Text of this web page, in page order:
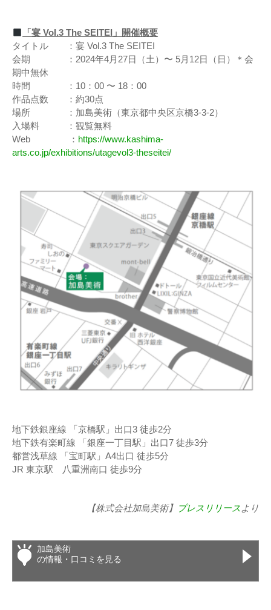
「宴 Vol.3 The SEITEI」開催概要
タイトル ：宴 Vol.3 The SEITEI
会期 ：2024年4月27日（土）〜 5月12日（日）＊会
期中無休
時間 ：10：00 〜 18：00
作品点数 ：約30点
場所 ：加島美術（東京都中央区京橋3-3-2）
入場料 ：観覧無料
Web ： https://www.kashima-
arts.co.jp/exhibitions/utagevol3-theseitei/
地下鉄銀座線 「京橋駅」出口3 徒歩2分
地下鉄有楽町線 「銀座一丁目駅」出口7 徒歩3分
都営浅草線 「宝町駅」A4出口 徒歩5分
JR 東京駅 八重洲南口 徒歩9分
【株式会社加島美術】 プレスリリースより
加島美術
の情報・口コミを見る